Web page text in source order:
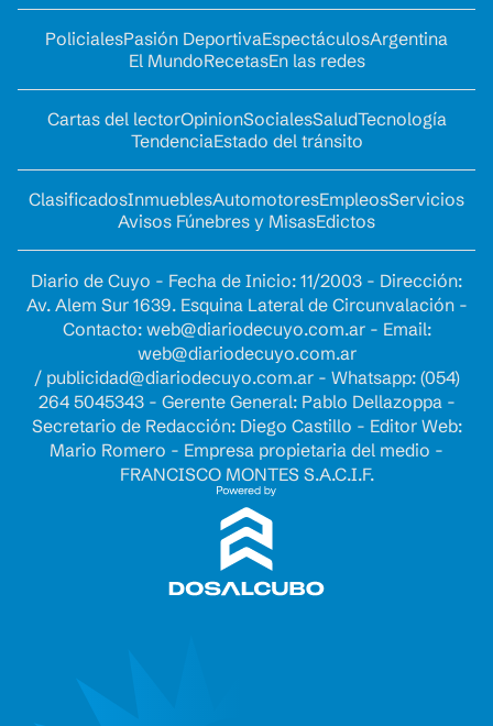
PolicialesPasión DeportivaEspectáculosArgentina
El MundoRecetasEn las redes
Cartas del lectorOpinionSocialesSaludTecnología
TendenciaEstado del tránsito
ClasificadosInmueblesAutomotoresEmpleosServicios
Avisos Fúnebres y MisasEdictos
Diario de Cuyo - Fecha de Inicio: 11/2003 - Dirección:
Av. Alem Sur 1639. Esquina Lateral de Circunvalación -
Contacto: web@diariodecuyo.com.ar- Email:
web@diariodecuyo.com.ar
/ publicidad@diariodecuyo.com.ar- Whatsapp: (054)
264 5045343 - Gerente General: Pablo Dellazoppa -
Secretario de Redacción: Diego Castillo - Editor Web:
Mario Romero - Empresa propietaria del medio -
FRANCISCO MONTES S.A.C.I.F.